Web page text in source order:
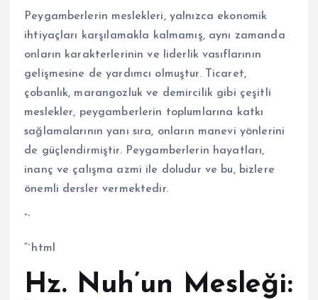
Peygamberlerin meslekleri, yalnızca ekonomik
ihtiyaçları karşılamakla kalmamış, aynı zamanda
onların karakterlerinin ve liderlik vasıflarının
gelişmesine de yardımcı olmuştur. Ticaret,
çobanlık, marangozluk ve demircilik gibi çeşitli
meslekler, peygamberlerin toplumlarına katkı
sağlamalarının yanı sıra, onların manevi yönlerini
de güçlendirmiştir. Peygamberlerin hayatları,
inanç ve çalışma azmi ile doludur ve bu, bizlere
önemli dersler vermektedir.
“`
“`html
Hz. Nuh’un Mesleği: